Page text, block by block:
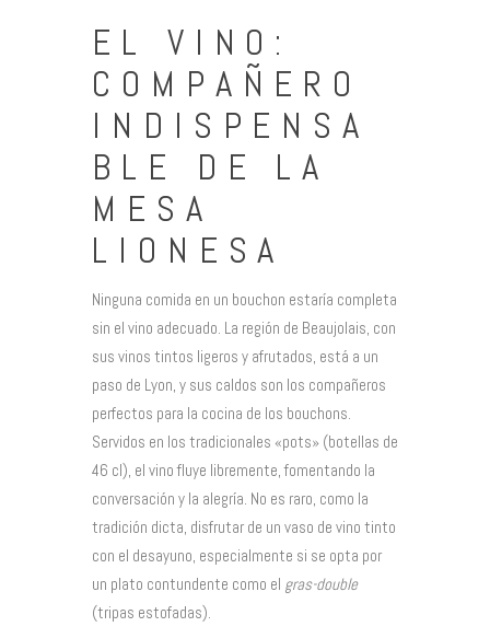
EL VINO:
COMPAÑERO
INDISPENSA
BLE DE LA
MESA
LIONESA
Ninguna comida en un bouchon estaría completa
sin el vino adecuado. La región de Beaujolais, con
sus vinos tintos ligeros y afrutados, está a un
paso de Lyon, y sus caldos son los compañeros
perfectos para la cocina de los bouchons.
Servidos en los tradicionales «pots» (botellas de
46 cl), el vino fluye libremente, fomentando la
conversación y la alegría. No es raro, como la
tradición dicta, disfrutar de un vaso de vino tinto
con el desayuno, especialmente si se opta por
un plato contundente como el gras-double
(tripas estofadas).